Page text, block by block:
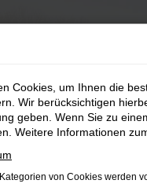
Cookies, um Ihnen die
Wir berücksichtigen
geben. Wenn Sie zu
Weitere Informationen
von Cookies werden